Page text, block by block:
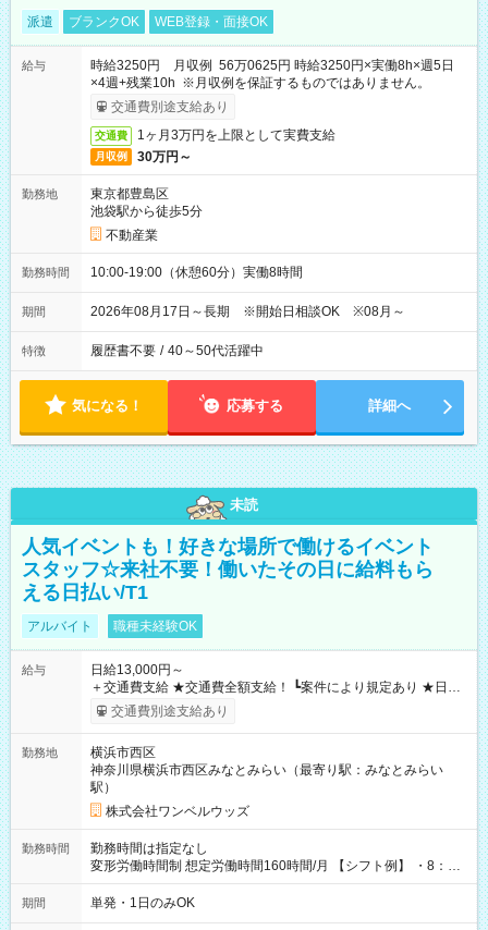
派遣 ブランクOK WEB登録・面接OK
給与
時給3250円 月収例 56万0625円 時給3250円×実働8h×週5日
×4週+残業10h ※月収例を保証するものではありません。
交通費別途支給あり
交通費 1ヶ月3万円を上限として実費支給
月収例 30万円～
勤務地
東京都豊島区
池袋駅から徒歩5分
不動産業
勤務時間 10:00-19:00（休憩60分）実働8時間
期間 2026年08月17日～長期 ※開始日相談OK ※08月～
特徴 履歴書不要 / 40～50代活躍中
気になる！ 応募する 詳細へ
未読
人気イベントも！好きな場所で働けるイベント
スタッフ☆来社不要！働いたその日に給料もら
える日払い/T1
アルバイト 職種未経験OK
給与
日給13,000円～
＋交通費支給 ★交通費全額支給！ ┗案件により規定あり ★日払
いOK！（規定あり） ┗働いたその日に現金GET♪ お仕事後はコ
ンビニATMから 日払い分を引き落とせます！ 【試用期間】試
交通費別途支給あり
勤務地
横浜市西区
神奈川県横浜市西区みなとみらい（最寄り駅：みなとみらい
駅）
株式会社ワンベルウッズ
勤務時間
勤務時間は指定なし
変形労働時間制 想定労働時間160時間/月 【シフト例】 ・8：00
～21：00
期間 単発・1日のみOK